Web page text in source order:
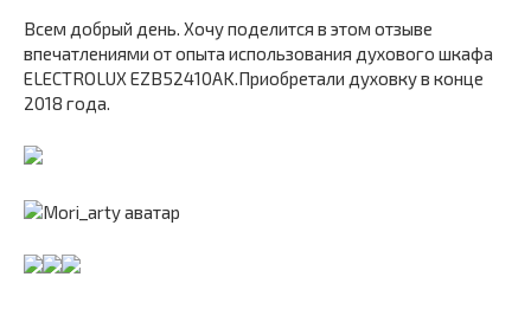
Всем добрый день. Хочу поделится в этом отзыве
впечатлениями от опыта использования духового шкафа
ELECTROLUX EZB52410AK.Приобретали духовку в конце
2018 года.